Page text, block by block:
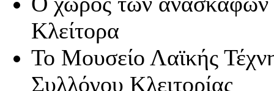
Κλείτορα
Το Μουσείο Λαϊκής
Συλλόγου Κλειτορίας